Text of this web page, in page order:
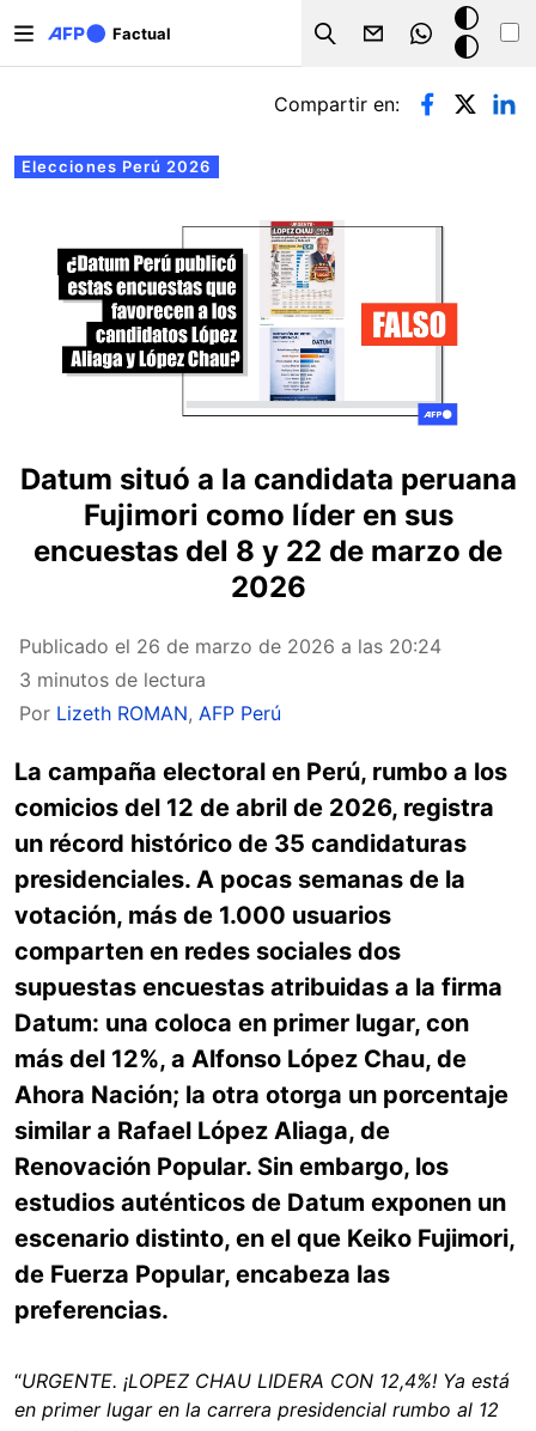
Factual
Search
Modo
oscuro
Solapas principales
Elecciones Perú 2026
Compartir en:
Datum situó a la candidata peruana
Fujimori como líder en sus
encuestas del 8 y 22 de marzo de
2026
Publicado el 26 de marzo de 2026 a las 20:24
3 minutos de lectura
Por Lizeth ROMAN, AFP Perú
La campaña electoral en Perú, rumbo a los
comicios del 12 de abril de 2026, registra
un récord histórico de 35 candidaturas
presidenciales. A pocas semanas de la
votación, más de 1.000 usuarios
comparten en redes sociales dos
supuestas encuestas atribuidas a la firma
Datum: una coloca en primer lugar, con
más del 12%, a Alfonso López Chau, de
Ahora Nación; la otra otorga un porcentaje
similar a Rafael López Aliaga, de
Renovación Popular. Sin embargo, los
estudios auténticos de Datum exponen un
escenario distinto, en el que Keiko Fujimori,
de Fuerza Popular, encabeza las
preferencias.
“URGENTE. ¡LOPEZ CHAU LIDERA CON 12,4%! Ya está
en primer lugar en la carrera presidencial rumbo al 12